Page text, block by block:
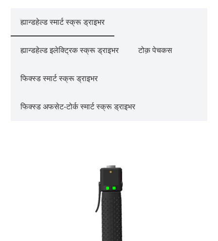
ह्यान्डहेल्ड स्मार्ट स्क्रू ड्राइभर
ह्यान्डहेल्ड इलेक्ट्रिक स्क्रू ड्राइभर टोक़ पेचकस
फिक्स्ड स्मार्ट स्क्रू ड्राइभर
फिक्स्ड अफसेट-टोर्क स्मार्ट स्क्रू ड्राइभर